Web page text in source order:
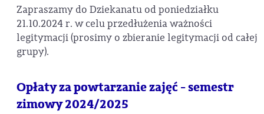
Zapraszamy do Dziekanatu od poniedziałku
21.10.2024 r. w celu przedłużenia ważności
legitymacji (prosimy o zbieranie legitymacji od całej
grupy).
Opłaty za powtarzanie zajęć - semestr
zimowy 2024/2025